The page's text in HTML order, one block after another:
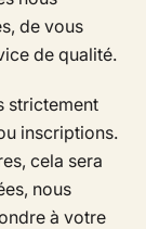
de vous
de qualité.
strictement
inscriptions.
cela sera
nous
à votre